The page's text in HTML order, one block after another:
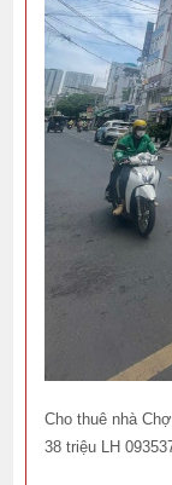
Cho thuê nhà
38 triệu LH